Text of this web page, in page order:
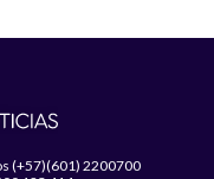
(+57)(601) 2200700